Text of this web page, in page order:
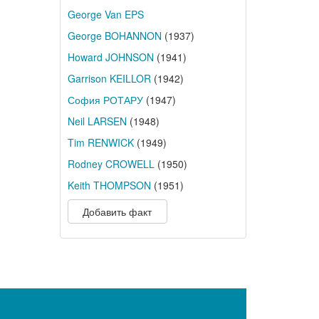
George Van EPS
George BOHANNON (1937)
Howard JOHNSON (1941)
Garrison KEILLOR(1942)
София РОТАРУ(1947)
Neil LARSEN (1948)
Tim RENWICK(1949)
Rodney CROWELL(1950)
Keith THOMPSON (1951)
Добавить факт